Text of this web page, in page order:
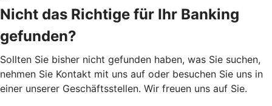
Nicht das Richtige für Ihr Banking
gefunden?
Sollten Sie bisher nicht gefunden haben, was Sie suchen,
nehmen Sie Kontakt mit uns auf oder besuchen Sie uns in
einer unserer Geschäftsstellen. Wir freuen uns auf Sie.